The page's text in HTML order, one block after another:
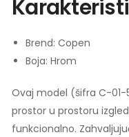
Brend: Copen
Boja: Hrom
Ovaj model (šifra C-01-
prostor u prostoru
funkcionalno.